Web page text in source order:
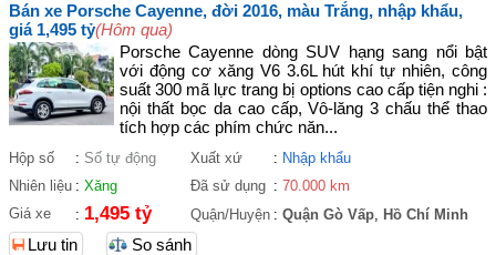
Bán xe Porsche Cayenne, đời 2016, màu Trắng, nhập khẩu,
giá 1,495 tỷ(Hôm qua)
Porsche Cayenne dòng SUV hạng sang nổi bật
với động cơ xăng V6 3.6L hút khí tự nhiên, công
suất 300 mã lực trang bị options cao cấp tiện nghi :
nội thất bọc da cao cấp, Vô-lăng 3 chấu thể thao
tích hợp các phím chức năn...
Hộp số : Số tự động Xuất xứ : Nhập khẩu
Nhiên liệu : Xăng Đã sử dụng : 70.000 km
Giá xe
: 1,495 tỷ Quận/Huyện : Quận Gò Vấp, Hồ Chí Minh
Lưu tin
So sánh